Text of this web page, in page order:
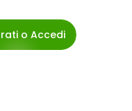
o Accedi